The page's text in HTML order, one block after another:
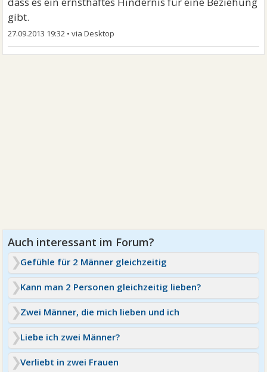
gibt.
27.09.2013 19:32 •
Gefühle für 2 Männer gleichzeitig
Kann man 2 Personen gleichzeitig lieben?
Zwei Männer, die mich lieben und ich
Liebe ich zwei Männer?
Verliebt in zwei Frauen